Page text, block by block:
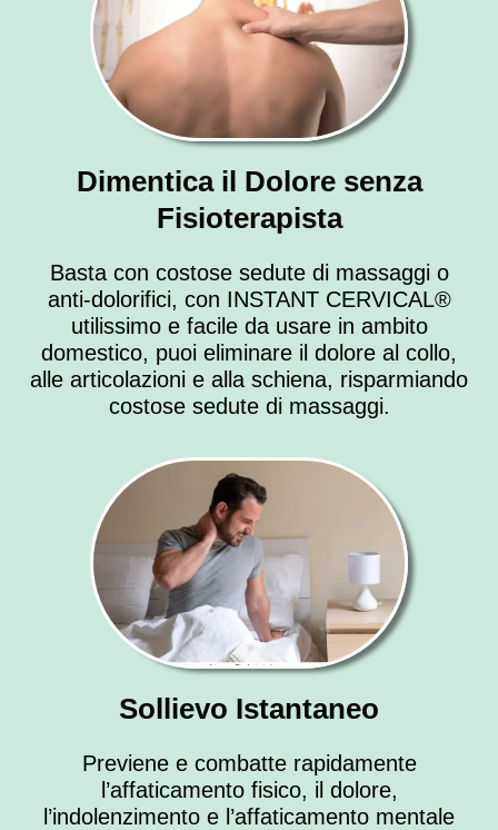
Dimentica il Dolore senza
Fisioterapista
Basta con costose sedute di massaggi o
anti-dolorifici, con INSTANT CERVICAL®
utilissimo e facile da usare in ambito
domestico, puoi eliminare il dolore al collo,
alle articolazioni e alla schiena, risparmiando
costose sedute di massaggi.
Sollievo Istantaneo
Previene e combatte rapidamente
l’affaticamento fisico, il dolore,
l’indolenzimento e l’affaticamento mentale